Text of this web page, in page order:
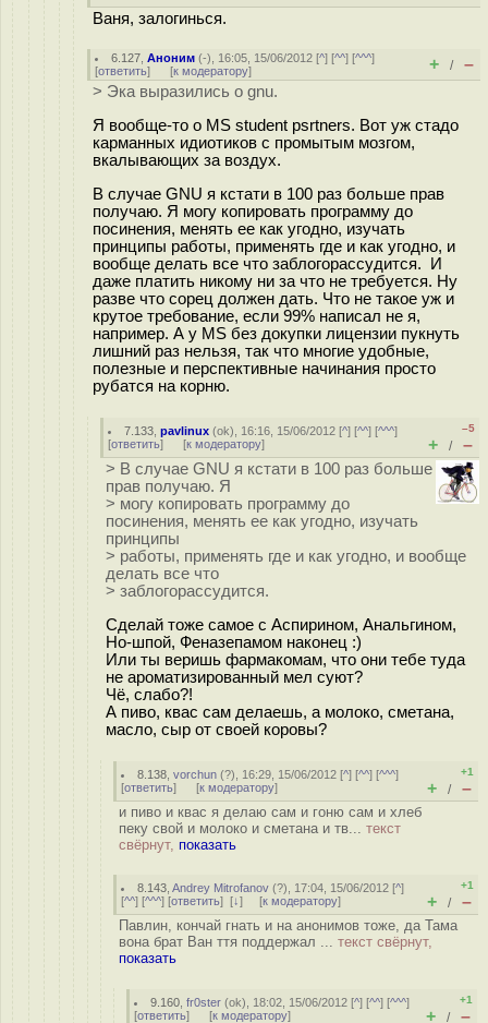
Ваня, залогинься.
6.127 ,Аноним (-), 16:05, 15/06/2012 [^] [^^] [^^^]
[ответить] [к модератору] + / –
> Эка выразились о gnu.
Я вообще-то о MS student psrtners. Вот уж стадо
карманных идиотиков с промытым мозгом,
вкалывающих за воздух.
В случае GNU я кстати в 100 раз больше прав
получаю. Я могу копировать программу до
посинения, менять ее как угодно, изучать
принципы работы, применять где и как угодно, и
вообще делать все что заблогорассудится. И
даже платить никому ни за что не требуется. Ну
разве что сорец должен дать. Что не такое уж и
крутое требование, если 99% написал не я,
например. А у MS без докупки лицензии пукнуть
лишний раз нельзя, так что многие удобные,
полезные и перспективные начинания просто
рубатся на корню.
7.133 ,pavlinux (ok), 16:16, 15/06/2012 [^] [^^] [^^^]
[ответить] [к модератору]
–5
+ / –
> В случае GNU я кстати в 100 раз больше
прав получаю. Я
> могу копировать программу до
посинения, менять ее как угодно, изучать
принципы
> работы, применять где и как угодно, и вообще
делать все что
> заблогорассудится.
Сделай тоже самое с Аспирином, Анальгином,
Но-шпой, Феназепамом наконец :)
Или ты веришь фармакомам, что они тебе туда
не ароматизированный мел суют?
Чё, слабо?!
А пиво, квас сам делаешь, а молоко, сметана,
масло, сыр от своей коровы?
8.138 ,vorchun (?), 16:29, 15/06/2012 [^] [^^] [^^^]
[ответить] [к модератору]
+1
+ / –
и пиво и квас я делаю сам и гоню сам и хлеб
пеку свой и молоко и сметана и тв... текст
свёрнут, показать
8.143 ,Andrey Mitrofanov (?), 17:04, 15/06/2012 [^]
[^^] [^^^] [ответить] [↓] [к модератору]
+1
+ / –
Павлин, кончай гнать и на анонимов тоже, да Тама
вона брат Ван ття поддержал ... текст свёрнут,
показать
9.160 ,fr0ster (ok), 18:02, 15/06/2012 [^] [^^] [^^^]
[ответить] [к модератору]
+1
+ / –